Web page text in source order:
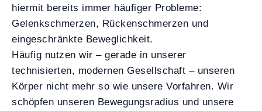
hiermit bereits immer häufiger Probleme:
Gelenkschmerzen, Rückenschmerzen und
eingeschränkte Beweglichkeit.
Häufig nutzen wir – gerade in unserer
technisierten, modernen Gesellschaft – unseren
Körper nicht mehr so wie unsere Vorfahren. Wir
schöpfen unseren Bewegungsradius und unsere